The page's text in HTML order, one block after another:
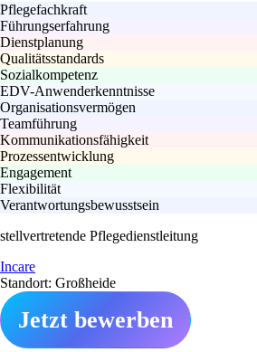
Pflegefachkraft
Führungserfahrung
Dienstplanung
Qualitätsstandards
Sozialkompetenz
EDV-Anwenderkenntnisse
Organisationsvermögen
Teamführung
Kommunikationsfähigkeit
Prozessentwicklung
Engagement
Flexibilität
Verantwortungsbewusstsein
stellvertretende Pflegedienstleitung
Incare
Standort: Großheide
Jetzt bewerben